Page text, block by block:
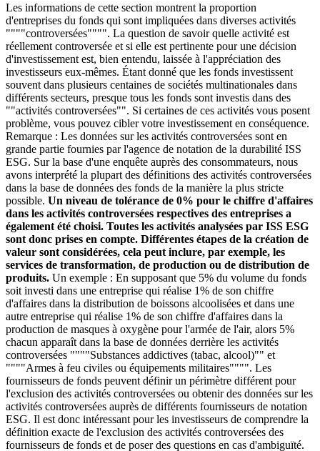
Les informations de cette section montrent la proportion
d'entreprises du fonds qui sont impliquées dans diverses activités
""""controversées"""". La question de savoir quelle activité est
réellement controversée et si elle est pertinente pour une décision
d'investissement est, bien entendu, laissée à l'appréciation des
investisseurs eux-mêmes. Étant donné que les fonds investissent
souvent dans plusieurs centaines de sociétés multinationales dans
différents secteurs, presque tous les fonds sont investis dans des
""activités controversées"". Si certaines de ces activités vous posent
problème, vous pouvez cibler votre investissement en conséquence.
Remarque : Les données sur les activités controversées sont en
grande partie fournies par l'agence de notation de la durabilité ISS
ESG. Sur la base d'une enquête auprès des consommateurs, nous
avons interprété la plupart des définitions des activités controversées
dans la base de données des fonds de la manière la plus stricte
possible. Un niveau de tolérance de 0% pour le chiffre d'affaires
dans les activités controversées respectives des entreprises a
également été choisi. Toutes les activités analysées par ISS ESG
sont donc prises en compte. Différentes étapes de la création de
valeur sont considérées, cela peut inclure, par exemple, les
services de transformation, de production ou de distribution de
produits. Un exemple : En supposant que 5% du volume du fonds
soit investi dans une entreprise qui réalise 1% de son chiffre
d'affaires dans la distribution de boissons alcoolisées et dans une
autre entreprise qui réalise 1% de son chiffre d'affaires dans la
production de masques à oxygène pour l'armée de l'air, alors 5%
chacun apparaît dans la base de données derrière les activités
controversées """"Substances addictives (tabac, alcool)"" et
""""Armes à feu civiles ou équipements militaires"""". Les
fournisseurs de fonds peuvent définir un périmètre différent pour
l'exclusion des activités controversées ou obtenir des données sur les
activités controversées auprès de différents fournisseurs de notation
ESG. Il est donc intéressant pour les investisseurs de comprendre la
définition exacte de l'exclusion des activités controversées des
fournisseurs de fonds et de poser des questions en cas d'ambiguïté.